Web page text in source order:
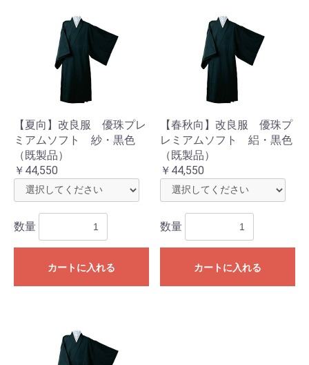
【夏向】改良服 優珠プレ
ミアムソフト 紗・黒色
（既製品）
￥44,550
数量
カートに入れる
【春秋向】改良服 優珠プ
レミアムソフト 絽・黒色
（既製品）
￥44,550
数量
カートに入れる